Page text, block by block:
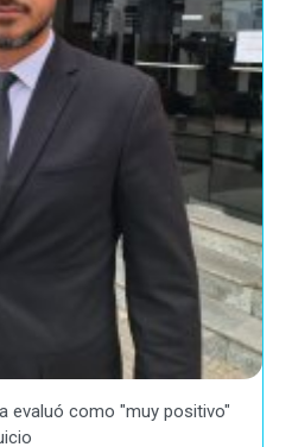
evaluó como "muy positivo"